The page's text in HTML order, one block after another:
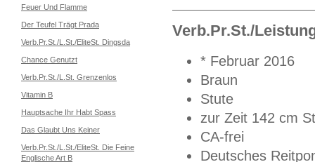
Verb.Pr.St./
* Februar 2016
Braun
Stute
zur Zeit 142 cm
CA-frei
Deutsches
Feuer Und Flamme
Der Teufel Trägt Prada
Verb.Pr.St./L.St./EliteSt. Dingsda
Chance Genutzt
Verb.Pr.St./L.St. Grenzenlos
Vitamin B
Hauptsache Ihr Habt Spass
Das Glaubt Uns Keiner
Verb.Pr.St./L.St./EliteSt. Die Feine
Englische Art B